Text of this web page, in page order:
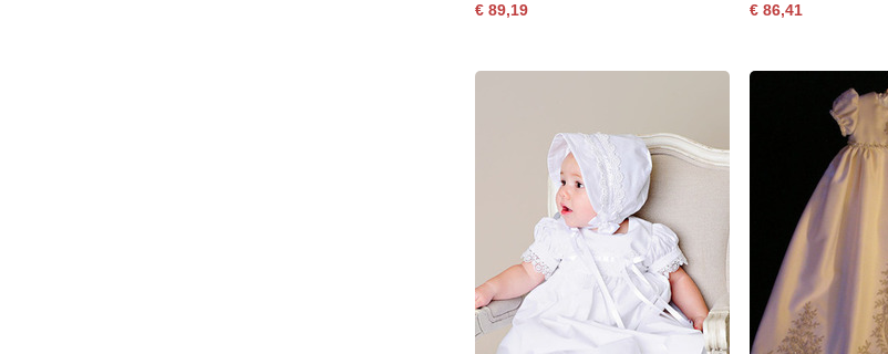
€ 89,19 € 86,41